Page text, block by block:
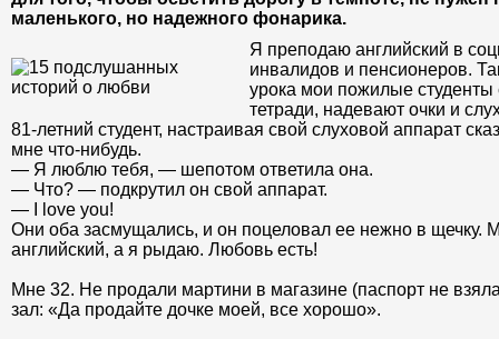
маленького, но надежного фонарика.
Я преподаю английский в
инвалидов и пенсионеров.
урока мои пожилые студенты
тетради, надевают очки и
81-летний студент, настраивая свой слуховой аппарат
мне что-нибудь.
— Я люблю тебя, — шепотом ответила она.
— Что? — подкрутил он свой аппарат.
— I love you!
Они оба засмущались, и он поцеловал ее нежно в щечку.
английский, а я рыдаю. Любовь есть!
Мне 32. Не продали мартини в магазине (паспорт не
зал: «Да продайте дочке моей, все хорошо».